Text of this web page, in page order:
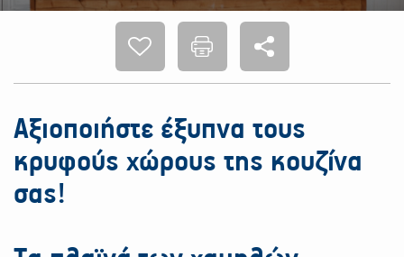
Αξιοποιήστε έξυπνα τους
κρυφούς χώρους της κουζίνα
σας!